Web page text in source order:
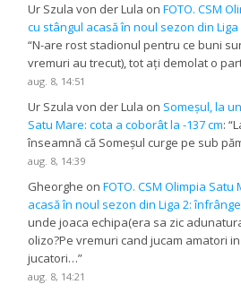
Ur Szula von der Lula onFOTO. CSM
cu stângul acasă în noul sezon din
“N-are rost stadionul pentru ce buni
vremuri au trecut), tot ați demolat o
aug. 8, 14:51
Ur Szula von der Lula on Someșul, la
Satu Mare: cota a coborât la -137 cm: “
înseamnă că Someșul curge pe sub
aug. 8, 14:39
Gheorghe onFOTO. CSM Olimpia
acasă în noul sezon din Liga 2:
unde joaca echipa(era sa zic
olizo?Pe vremuri cand jucam amatori
jucatori…”
aug. 8, 14:21